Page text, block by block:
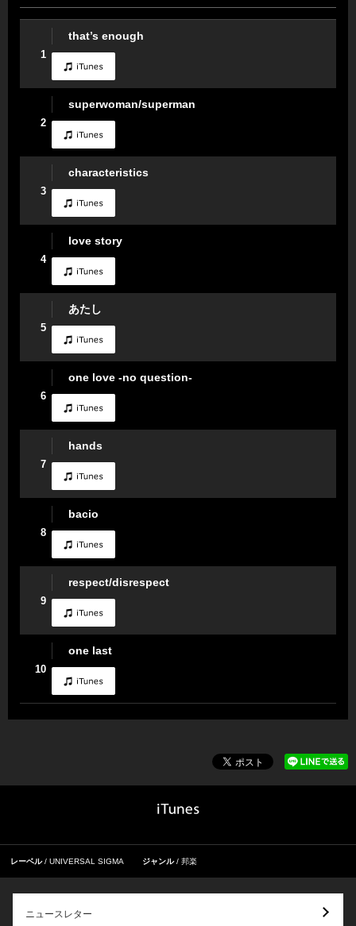
1
that’s enough
2
superwoman/superman
3
characteristics
4
love story
5
あたし
6
one love -no question-
7
hands
8
bacio
9
respect/disrespect
10
one last
レーベル UNIVERSAL SIGMA ジャンル 邦楽
ニュースレター